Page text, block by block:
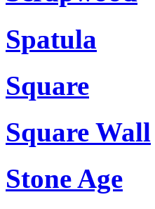
Spatula
Square
Square Wall
Stone Age